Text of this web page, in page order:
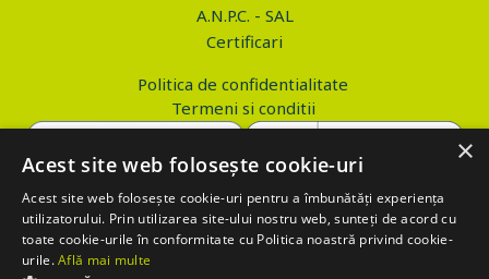
A.N.P.C. - SAL
Certificari
Politica de confidentialitate
Termeni si conditii
Copyright © 2026 PROVA.ro
$('.btn_gdpr').click(function() { //alert('test'); var values='';
×
Acest site web folosește cookie-uri
Acest site web folosește cookie-uri pentru a îmbunătăți experiența
utilizatorului. Prin utilizarea site-ului nostru web, sunteți de acord cu
toate cookie-urile în conformitate cu Politica noastră privind cookie-
urile.Află mai multe